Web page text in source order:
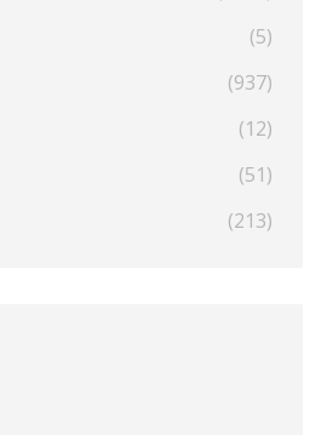
(5)
(937)
(12)
(51)
(213)